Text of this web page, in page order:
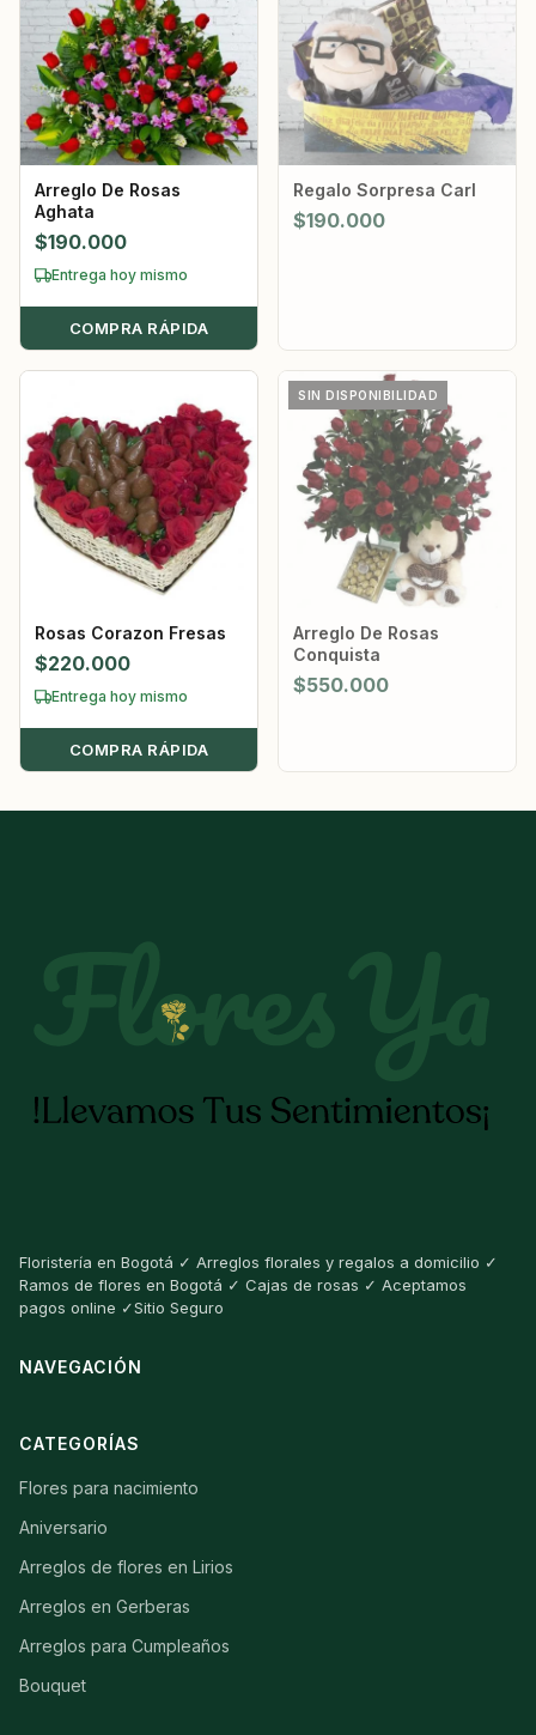
Arreglo De Rosas
Aghata
$190.000
Entrega hoy mismo
COMPRA RÁPIDA
Regalo Sorpresa Carl
$190.000
Rosas Corazon Fresas
$220.000
Entrega hoy mismo
COMPRA RÁPIDA
SIN DISPONIBILIDAD
Arreglo De Rosas
Conquista
$550.000
Floristería en Bogotá ✓ Arreglos florales y regalos a domicilio ✓
Ramos de flores en Bogotá ✓ Cajas de rosas ✓ Aceptamos
pagos online ✓Sitio Seguro
NAVEGACIÓN
CATEGORÍAS
Flores para nacimiento
Aniversario
Arreglos de flores en Lirios
Arreglos en Gerberas
Arreglos para Cumpleaños
Bouquet